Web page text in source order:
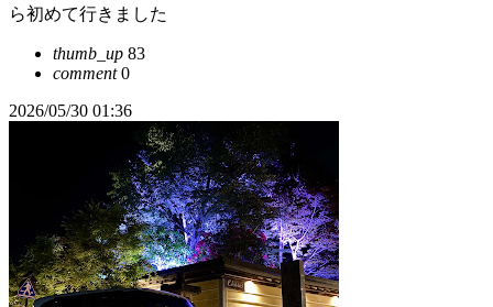
ら初めて行きました
thumb_up 83
comment0
2026/05/30 01:36